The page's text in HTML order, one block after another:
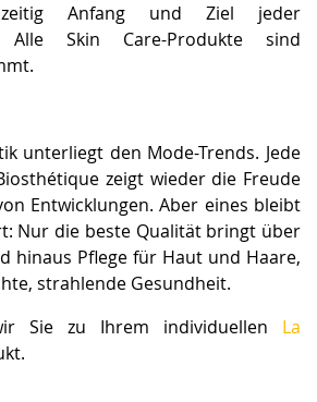
Anfang und Ziel jeder
Alle Skin Care-Produkte sind
unterliegt den Mode-Trends. Jede
zeigt wieder die Freude
Entwicklungen. Aber eines bleibt
Nur die beste Qualität bringt über
hinaus Pflege für Haut und Haare,
strahlende Gesundheit.
Sie zu Ihrem individuellen La